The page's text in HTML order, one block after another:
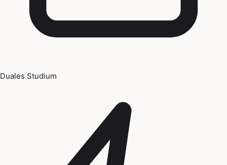
Duales Studium